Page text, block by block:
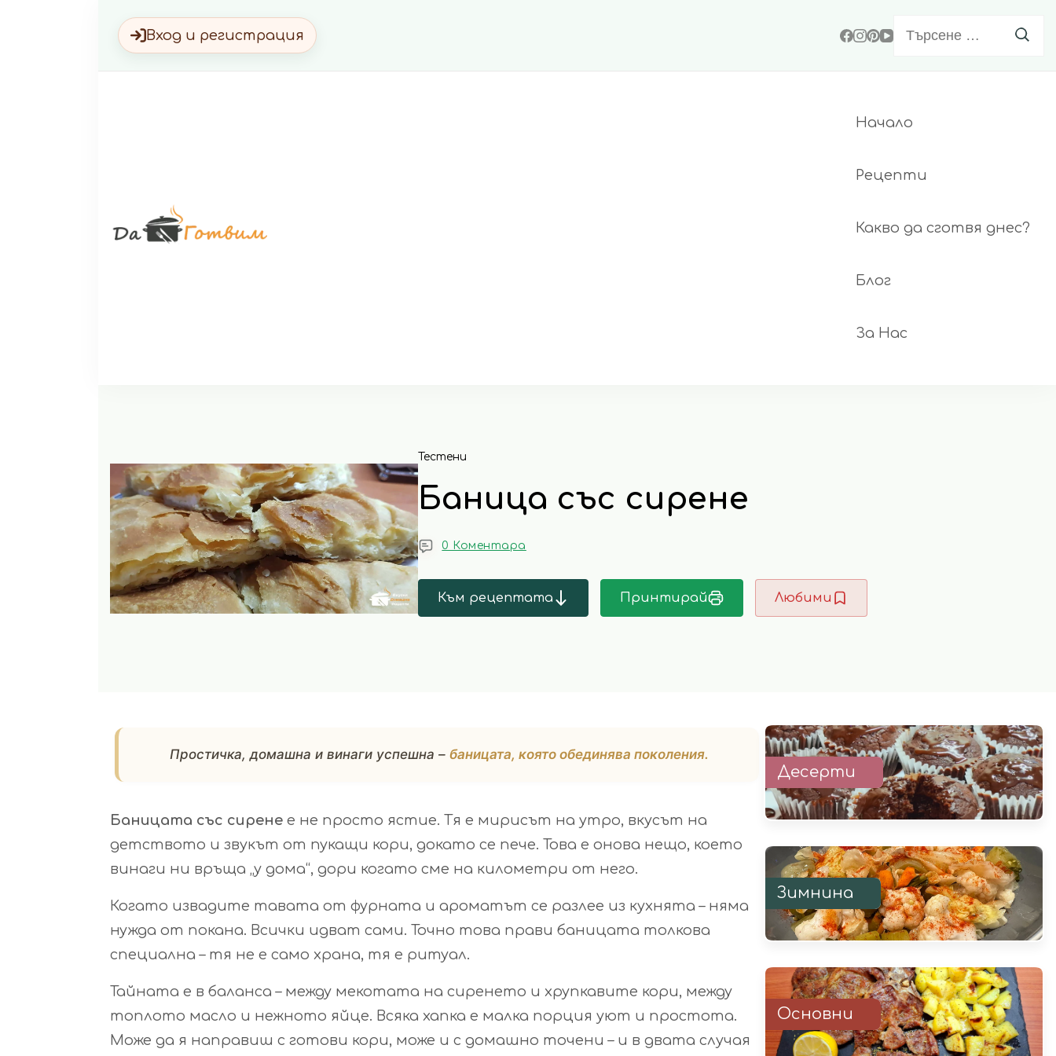
Вход и регистрация
за:
Начало
Рецепти
Какво да сготвя днес?
Блог
За Нас
Тестени
Баница със сирене
0 Коментара
Към рецептата Принтирай Любими
Простичка, домашна и винаги успешна – баницата, която обединява поколения.
Баницата със сирене е не просто ястие. Тя е мирисът на утро, вкусът на
детството и звукът от пукащи кори, докато се пече. Това е онова нещо, което
винаги ни връща „у дома“, дори когато сме на километри от него.
Когато извадите тавата от фурната и ароматът се разлее из кухнята – няма
нужда от покана. Всички идват сами. Точно това прави баницата толкова
специална – тя не е само храна, тя е ритуал.
Тайната е в баланса – между мекотата на сиренето и хрупкавите кори, между
топлото масло и нежното яйце. Всяка хапка е малка порция уют и простота.
Може да я направиш с готови кори, може и с домашно точени – и в двата случая
Десерти
Зимнина
Основни